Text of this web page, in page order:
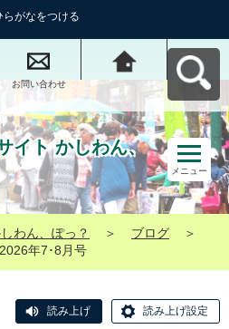
らがなをつける
お問い合わせ
柏市民公益活動情報
サイト かしわん、ぽ
っ？へ戻る
イト かしわん、
メニュー
わん、ぽっ？ ＞ ブログ
＞
年7･8月号
読み上げ 読み上げ設定